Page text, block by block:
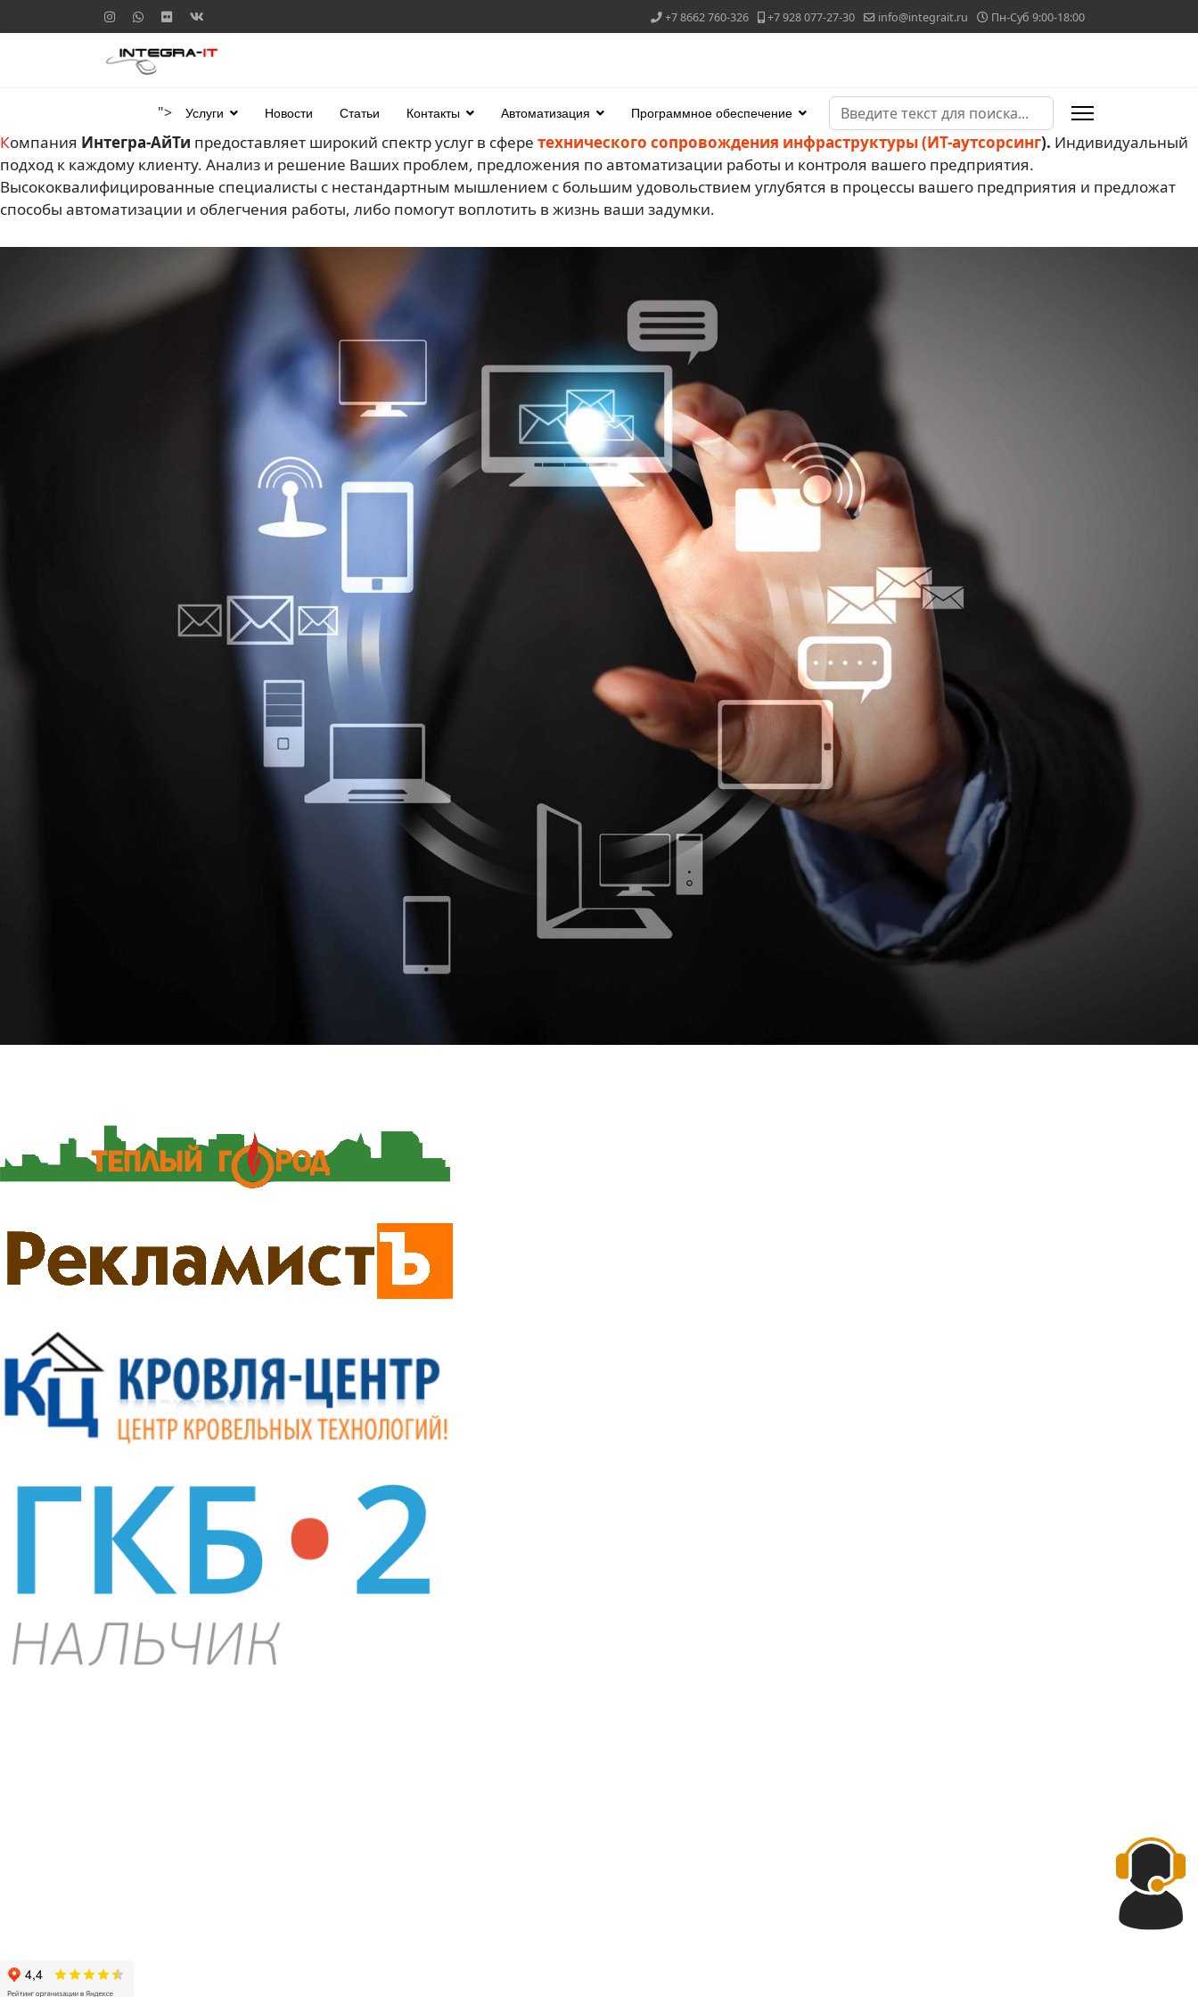
+7 8662 760-326 +7 928 077-27-30 info@integrait.ru Пн-Суб 9:00-18:00
"> Услуги Новости Статьи Контакты Автоматизация Программное обеспечение
Поиск
Type 2 or more characters for results.
Компания Интегра-АйТи предоставляет широкий спектр услуг в сфере технического сопровождения инфраструктуры (ИТ-аутсорсинг). Индивидуальный
подход к каждому клиенту. Анализ и решение Ваших проблем, предложения по автоматизации работы и контроля вашего предприятия.
Высококвалифицированные специалисты с нестандартным мышлением с большим удовольствием углубятся в процессы вашего предприятия и предложат
способы автоматизации и облегчения работы, либо помогут воплотить в жизнь ваши задумки.